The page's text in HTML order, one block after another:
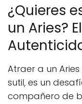
¿Quieres
un Aries?
Atraer a un
sutil, es un
compañero de